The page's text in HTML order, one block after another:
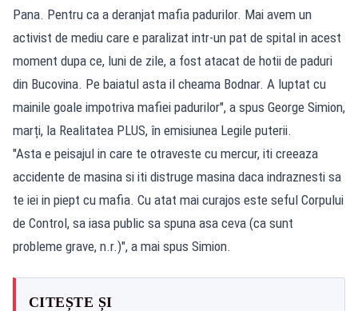
Pana. Pentru ca a deranjat mafia padurilor. Mai avem un
activist de mediu care e paralizat intr-un pat de spital in acest
moment dupa ce, luni de zile, a fost atacat de hotii de paduri
din Bucovina. Pe baiatul asta il cheama Bodnar. A luptat cu
mainile goale impotriva mafiei padurilor", a spus George Simion,
marți, la Realitatea PLUS, în emisiunea Legile puterii.
"Asta e peisajul in care te otraveste cu mercur, iti creeaza
accidente de masina si iti distruge masina daca indraznesti sa
te iei in piept cu mafia. Cu atat mai curajos este seful Corpului
de Control, sa iasa public sa spuna asa ceva (ca sunt
probleme grave, n.r.)", a mai spus Simion.
CITEȘTE ȘI